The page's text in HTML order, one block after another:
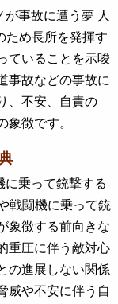
が事故に遭う夢 人
ため長所を発揮す
ていることを示唆
事故などの事故に
、不安、自責の
象徴です。
に乗って銃撃する
戦闘機に乗って銃
象徴する前向きな
重圧に伴う敵対心
の進展しない関係
威や不安に伴う自